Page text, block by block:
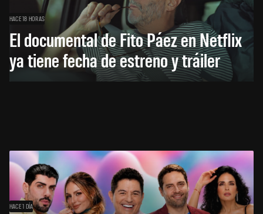
HACE 18 HORAS
El documental de Fito Páez en Netflix
ya tiene fecha de estreno y tráiler
HACE 1 DÍA